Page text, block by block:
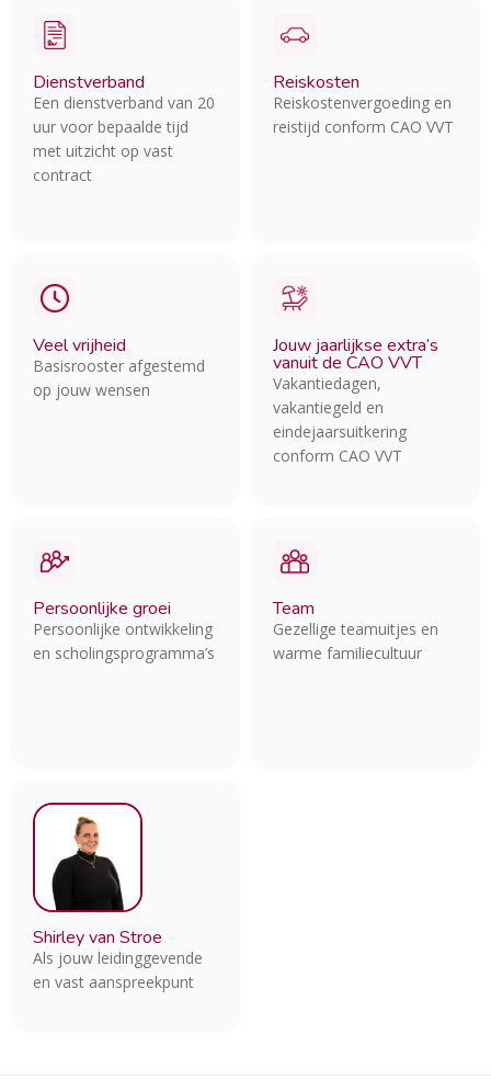
Dienstverband
Een dienstverband van 20
uur voor bepaalde tijd
met uitzicht op vast
contract
Reiskosten
Reiskostenvergoeding en
reistijd conform CAO VVT
Veel vrijheid
Basisrooster afgestemd
op jouw wensen
Jouw jaarlijkse extra’s
vanuit de CAO VVT
Vakantiedagen,
vakantiegeld en
eindejaarsuitkering
conform CAO VVT
Persoonlijke groei
Persoonlijke ontwikkeling
en scholingsprogramma’s
Team
Gezellige teamuitjes en
warme familiecultuur
Shirley van Stroe
Als jouw leidinggevende
en vast aanspreekpunt